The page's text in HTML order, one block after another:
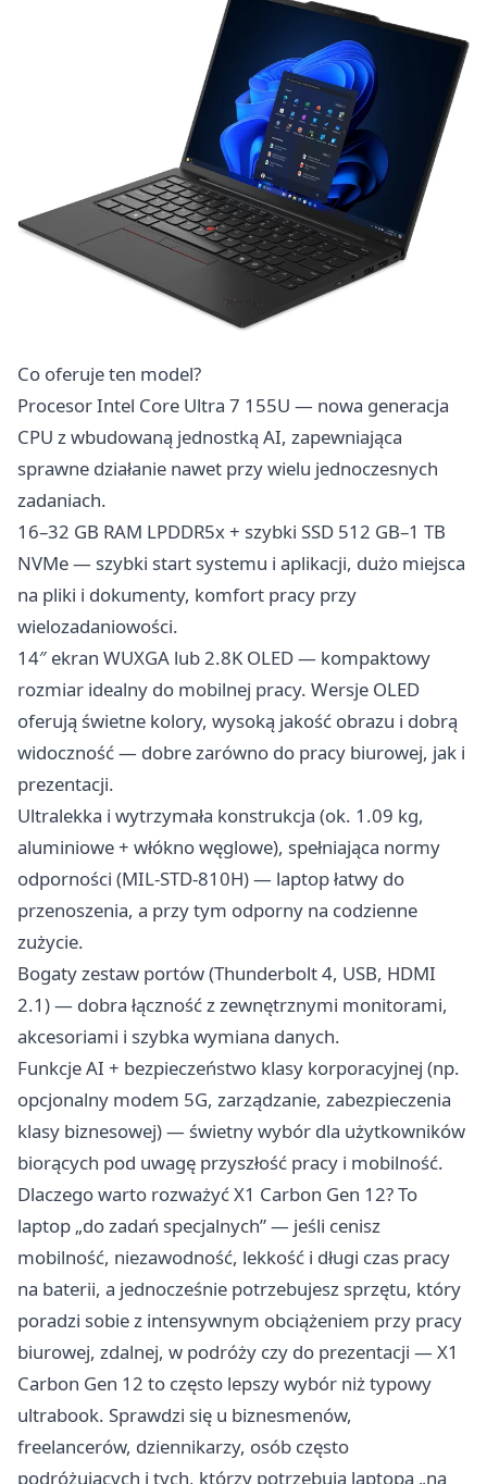
Co oferuje ten model?
Procesor Intel Core Ultra 7 155U — nowa generacja
CPU z wbudowaną jednostką AI, zapewniająca
sprawne działanie nawet przy wielu jednoczesnych
zadaniach.
16–32 GB RAM LPDDR5x + szybki SSD 512 GB–1 TB
NVMe — szybki start systemu i aplikacji, dużo miejsca
na pliki i dokumenty, komfort pracy przy
wielozadaniowości.
14″ ekran WUXGA lub 2.8K OLED — kompaktowy
rozmiar idealny do mobilnej pracy. Wersje OLED
oferują świetne kolory, wysoką jakość obrazu i dobrą
widoczność — dobre zarówno do pracy biurowej, jak i
prezentacji.
Ultralekka i wytrzymała konstrukcja (ok. 1.09 kg,
aluminiowe + włókno węglowe), spełniająca normy
odporności (MIL-STD-810H) — laptop łatwy do
przenoszenia, a przy tym odporny na codzienne
zużycie.
Bogaty zestaw portów (Thunderbolt 4, USB, HDMI
2.1) — dobra łączność z zewnętrznymi monitorami,
akcesoriami i szybka wymiana danych.
Funkcje AI + bezpieczeństwo klasy korporacyjnej (np.
opcjonalny modem 5G, zarządzanie, zabezpieczenia
klasy biznesowej) — świetny wybór dla użytkowników
biorących pod uwagę przyszłość pracy i mobilność.
Dlaczego warto rozważyć X1 Carbon Gen 12? To
laptop „do zadań specjalnych” — jeśli cenisz
mobilność, niezawodność, lekkość i długi czas pracy
na baterii, a jednocześnie potrzebujesz sprzętu, który
poradzi sobie z intensywnym obciążeniem przy pracy
biurowej, zdalnej, w podróży czy do prezentacji — X1
Carbon Gen 12 to często lepszy wybór niż typowy
ultrabook. Sprawdzi się u biznesmenów,
freelancerów, dziennikarzy, osób często
podróżujących i tych, którzy potrzebują laptopa „na